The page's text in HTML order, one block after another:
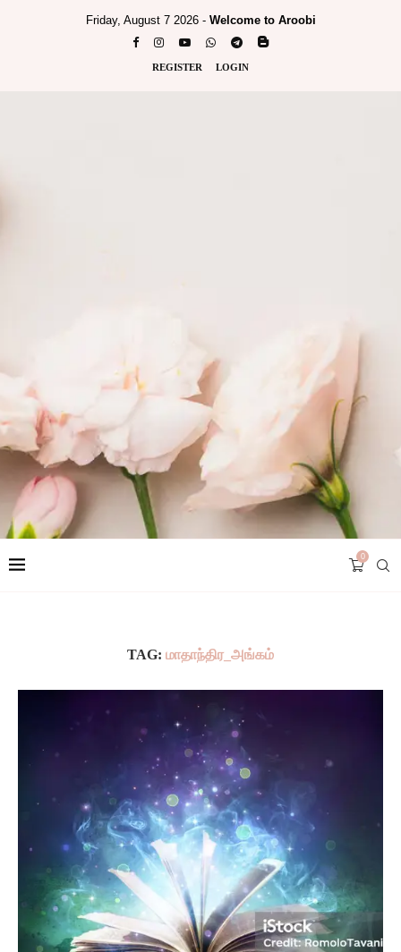
Friday, August 7 2026 - Welcome to Aroobi
REGISTER LOGIN
0
TAG: மாதாந்திர_அங்கம்